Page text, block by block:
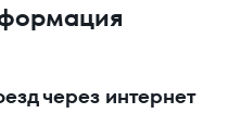
через интернет